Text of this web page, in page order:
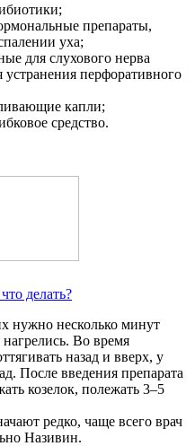
препараты,
уха;
для слухового нерва
устранения перфоративного
капли;
средство.
делать?
нужно несколько минут
Во время
назад и вверх, у
После введения препарата
козелок, полежать 3–5
редко, чаще всего врач
Називин.